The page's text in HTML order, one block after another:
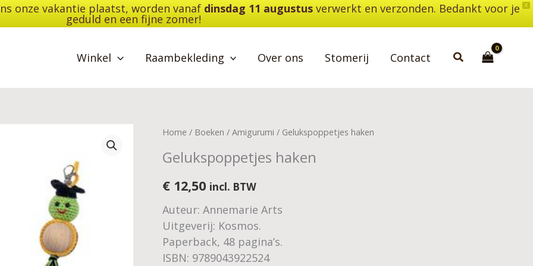
X
onze vakantie plaatst, worden vanaf dinsdag 11 augustusverwerkt en verzonden. Bedankt voor je
geduld en een fijne zomer!
Winkel Raambekleding Over ons Stomerij Contact Zoeken
Home / Boeken /Amigurumi / Gelukspoppetjes haken
Gelukspoppetjes haken
€ 12,50 incl. BTW
Auteur: Annemarie Arts
Uitgeverij: Kosmos.
Paperback, 48 pagina’s.
ISBN: 9789043922524